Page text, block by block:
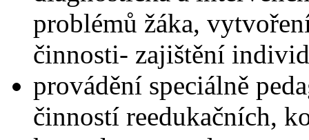
problémů žáka,
činnosti- zajištění
provádění speciálně
činností reedukačních,